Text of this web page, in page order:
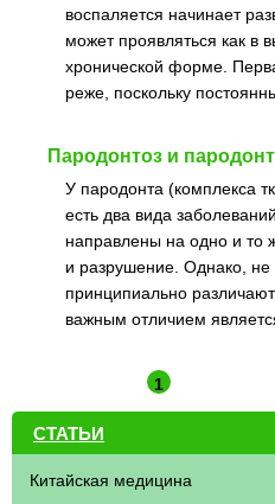
СТАТЬИ
Китайская медицина
воспаляется начинает
может проявляться как в
хронической форме.
реже, поскольку
Пародонтоз и
У пародонта (комплекса
есть два вида
направлены на одно и то
и разрушение. Однако, не
принципиально
важным отличием
1